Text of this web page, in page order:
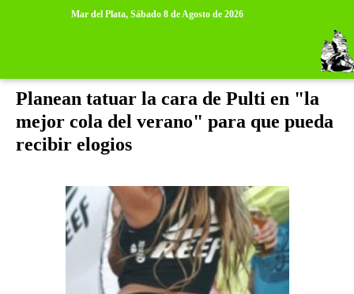
Mar del Plata, Sábado 8 de Agosto de 2026
Planean tatuar la cara de Pulti en "la
mejor cola del verano" para que pueda
recibir elogios